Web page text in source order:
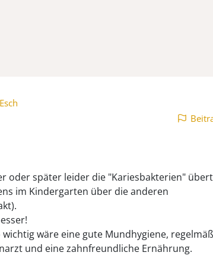
oder später leider die "Kariesbakterien"
im Kindergarten über die anderen
wäre eine gute Mundhygiene,
und eine zahnfreundliche Ernährung.